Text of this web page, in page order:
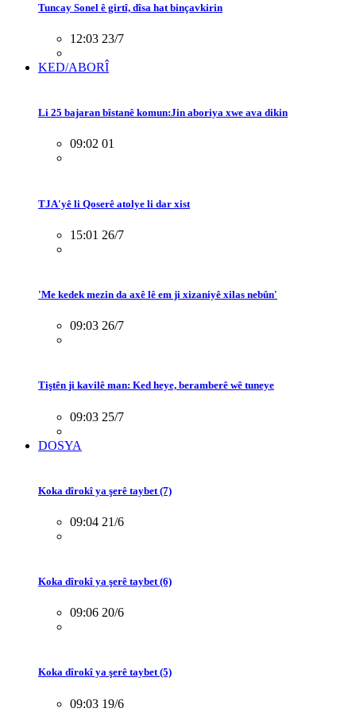
Tuncay Sonel ê girtî, dîsa hat binçavkirin
12:03 23/7
KED/ABORÎ
Li 25 bajaran bîstanê komun:Jin aboriya xwe ava dikin
09:02 01
TJA'yê li Qoserê atolye li dar xist
15:01 26/7
'Me kedek mezin da axê lê em ji xizaniyê xilas nebûn'
09:03 26/7
Tiştên ji kavilê man: Ked heye, beramberê wê tuneye
09:03 25/7
DOSYA
Koka dîrokî ya şerê taybet (7)
09:04 21/6
Koka dîrokî ya şerê taybet (6)
09:06 20/6
Koka dîrokî ya şerê taybet (5)
09:03 19/6